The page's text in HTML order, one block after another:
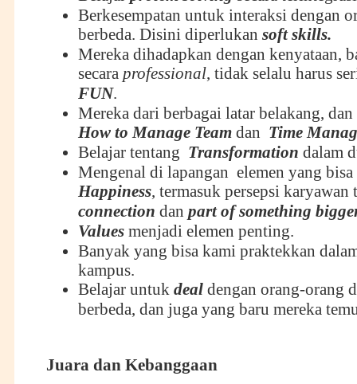
Berkesempatan untuk interaksi dengan
berbeda. Disini diperlukan soft skills.
Mereka dihadapkan dengan kenyataan,
secara professional, tidak selalu harus
FUN.
Mereka dari berbagai latar belakang,
How toManage Teamdan TimeM
Belajar tentang Transformation dalam
Mengenal di lapangan elemen yang
Happiness, termasuk persepsi karyawan
connection dan part of something
Valuesmenjadi elemen penting.
Banyak yang bisa kami praktekkan
kampus.
Belajar untuk dealdengan orang-orang
berbeda, dan juga yang baru mereka
Juara dan Kebanggaan